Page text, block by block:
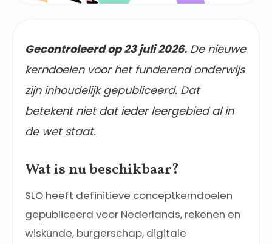
Gecontroleerd op 23 juli 2026. De nieuwe
kerndoelen voor het funderend onderwijs
zijn inhoudelijk gepubliceerd. Dat
betekent niet dat ieder leergebied al in
de wet staat.
Wat is nu beschikbaar?
SLO heeft definitieve conceptkerndoelen
gepubliceerd voor Nederlands, rekenen en
wiskunde, burgerschap, digitale